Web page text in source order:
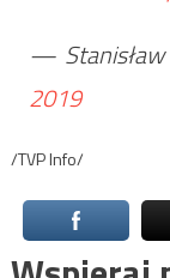
— Stanisław
2019
/TVP Info/